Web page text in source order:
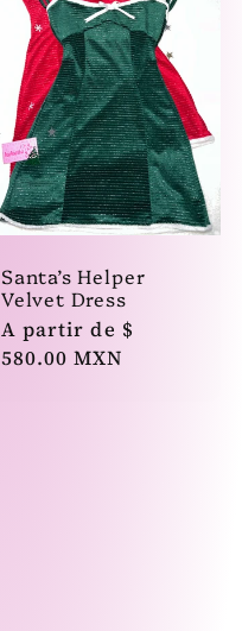
Santa’s Helper
Velvet Dress
Precio
habitual
A partir de $
580.00 MXN